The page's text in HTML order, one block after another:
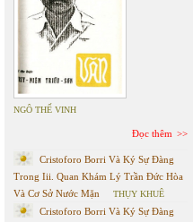
NGÔ THẾ VINH
Đọc thêm
Cristoforo Borri Và Ký Sự Đàng
Trong Iii. Quan Khám Lý Trần Đức Hòa
Và Cơ Sở Nước Mặn
THỤY KHUÊ
Cristoforo Borri Và Ký Sự Đàng